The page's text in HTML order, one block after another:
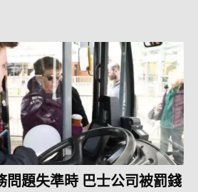
問題失準時 巴士公司被罰錢